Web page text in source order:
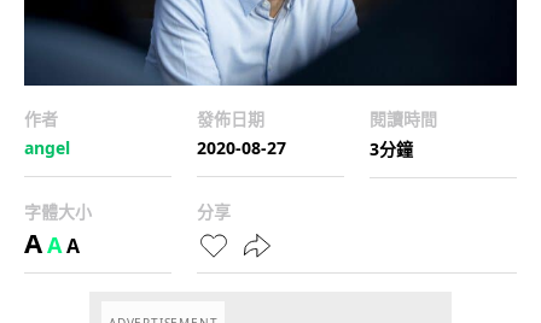
作者
angel
發佈日期
2020-08-27
閱讀時間
3分鐘
字體大小
AAA
分享